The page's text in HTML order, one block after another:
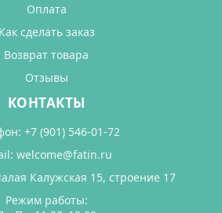
Оплата
Как сделать заказ
Возврат товара
Отзывы
КОНТАКТЫ
+7 (901) 546-01-72
welcome@fatin.ru
Калужская 15, строение 17
Режим работы: